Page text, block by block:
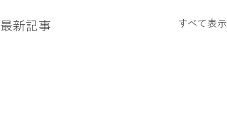
最新記事 すべて表示